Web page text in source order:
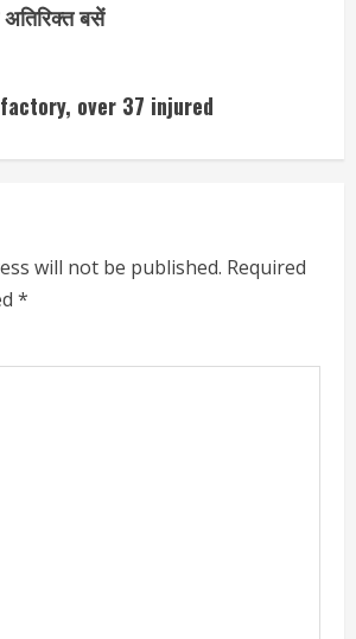
बसें
over 37 injured
will not be published. Required
*